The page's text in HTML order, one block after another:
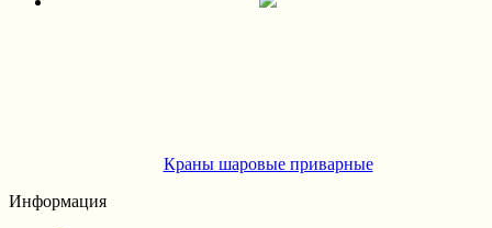
Краны шаровые приварные
Информация